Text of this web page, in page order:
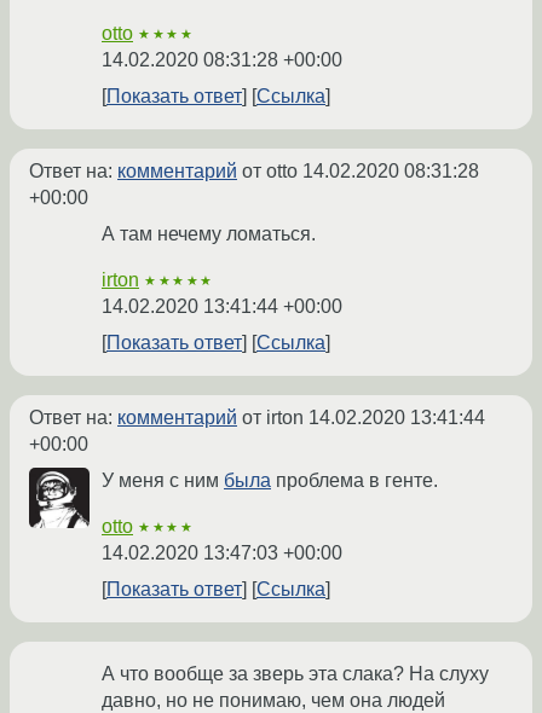
otto ★★★★
14.02.2020 08:31:28 +00:00
Показать ответ
Ссылка
Ответ на: комментарий от otto 14.02.2020 08:31:28
+00:00
А там нечему ломаться.
irton ★★★★★
14.02.2020 13:41:44 +00:00
Показать ответ
Ссылка
Ответ на: комментарий от irton 14.02.2020 13:41:44
+00:00
У меня с ним была проблема в генте.
otto ★★★★
14.02.2020 13:47:03 +00:00
Показать ответ
Ссылка
А что вообще за зверь эта слака? На слуху
давно, но не понимаю, чем она людей